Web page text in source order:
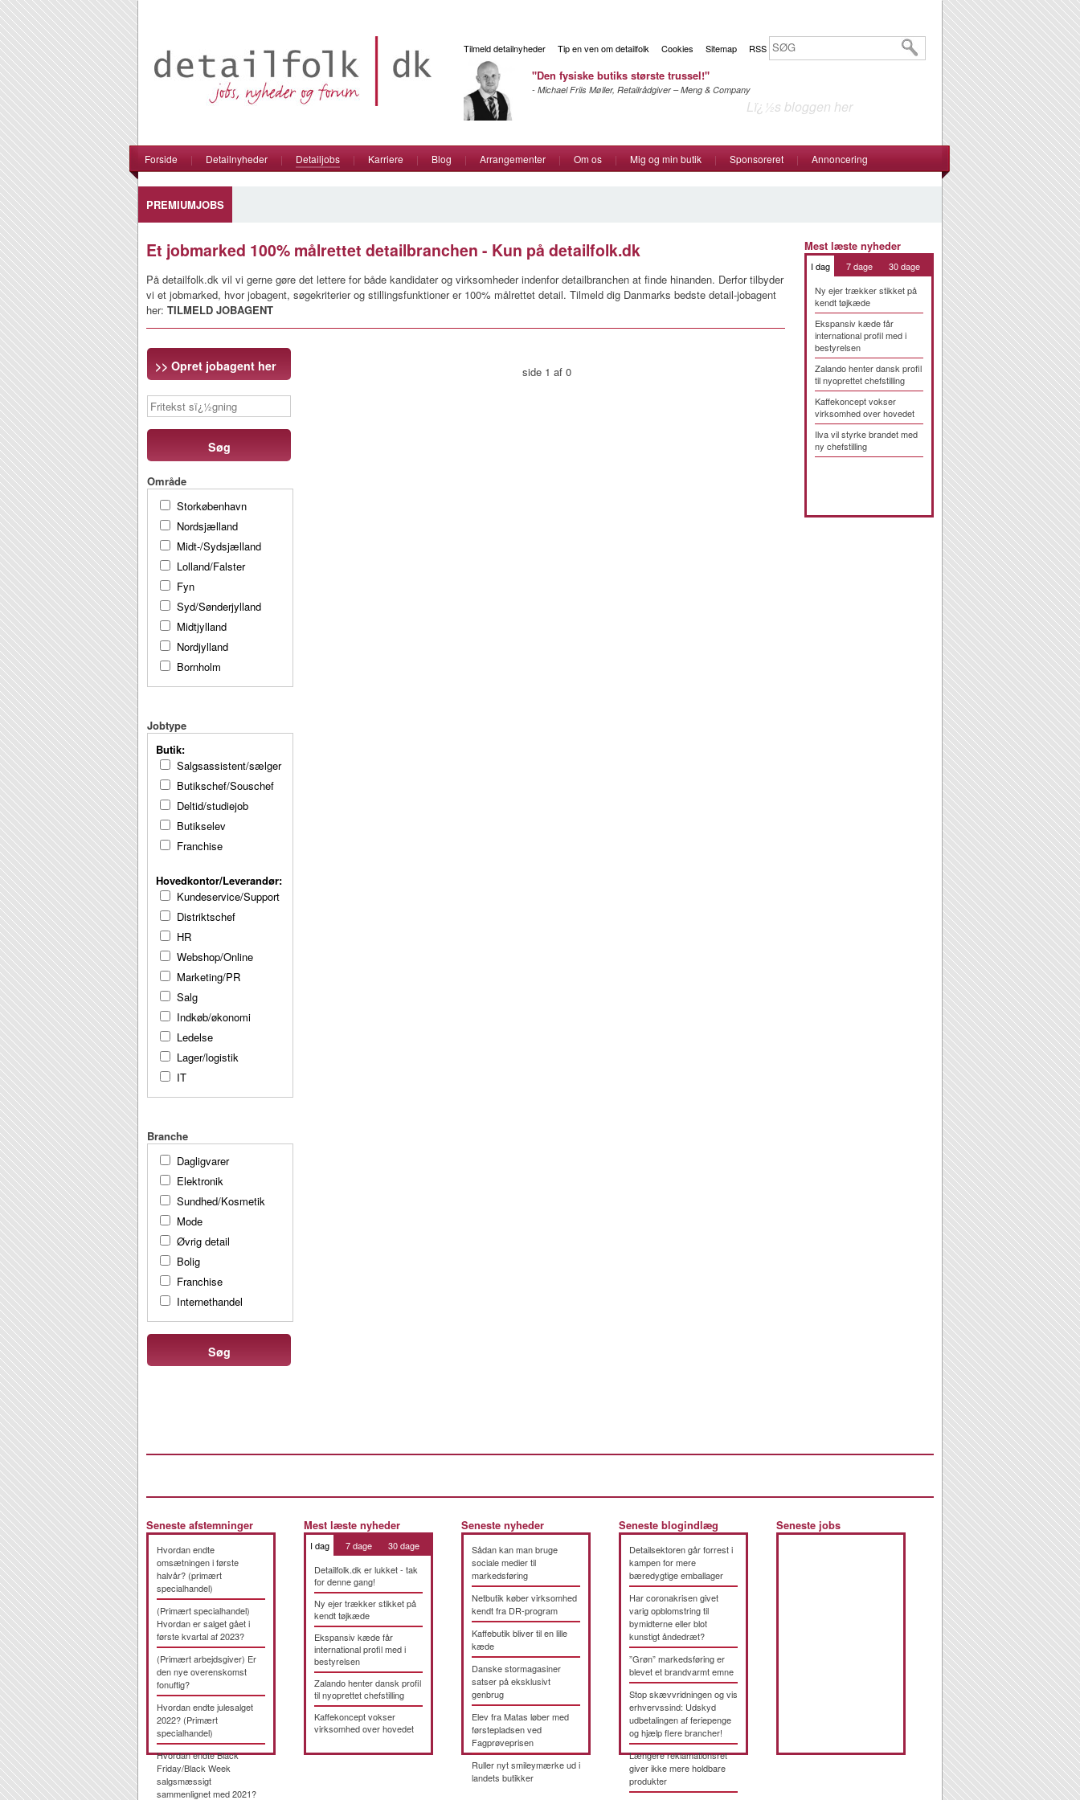
Tilmeld detailnyheder Tip en ven om detailfolk Cookies Sitemap RSS
"Den fysiske butiks største trussel!"
- Michael Friis Møller, Retailrådgiver – Meng & Company
Lï¿½s bloggen her
Forside | Detailnyheder | Detailjobs | Karriere | Blog | Arrangementer | Om os | Mig og min butik | Sponsoreret | Annoncering
PREMIUMJOBS
Et jobmarked 100% målrettet detailbranchen - Kun på detailfolk.dk
På detailfolk.dk vil vi gerne gøre det lettere for både kandidater og virksomheder indenfor detailbranchen at finde hinanden. Derfor tilbyder
vi et jobmarked, hvor jobagent, søgekriterier og stillingsfunktioner er 100% målrettet detail. Tilmeld dig Danmarks bedste detail-jobagent
her: TILMELD JOBAGENT
>> Opret jobagent her
Søg
Område
Storkøbenhavn
Nordsjælland
Midt-/Sydsjælland
Lolland/Falster
Fyn
Syd/Sønderjylland
Midtjylland
Nordjylland
Bornholm
Jobtype
Butik:
Salgsassistent/sælger
Butikschef/Souschef
Deltid/studiejob
Butikselev
Franchise
Hovedkontor/Leverandør:
Kundeservice/Support
Distriktschef
HR
Webshop/Online
Marketing/PR
Salg
Indkøb/økonomi
Ledelse
Lager/logistik
IT
Branche
Dagligvarer
Elektronik
Sundhed/Kosmetik
Mode
Øvrig detail
Bolig
Franchise
Internethandel
Søg
side 1 af 0
Mest læste nyheder
I dag 7 dage
30 dage
Ny ejer trækker stikket på
kendt tøjkæde
Ekspansiv kæde får
international profil med i
bestyrelsen
Zalando henter dansk profil
til nyoprettet chefstilling
Kaffekoncept vokser
virksomhed over hovedet
Ilva vil styrke brandet med
ny chefstilling
Seneste afstemninger
Hvordan endte
omsætningen i første
halvår? (primært
specialhandel)
(Primært specialhandel)
Hvordan er salget gået i
første kvartal af 2023?
(Primært arbejdsgiver) Er
den nye overenskomst
fonuftig?
Hvordan endte julesalget
2022? (Primært
specialhandel)
Hvordan endte Black
Friday/Black Week
salgsmæssigt
sammenlignet med 2021?
Mest læste nyheder
I dag 7 dage
30 dage
Detailfolk.dk er lukket - tak
for denne gang!
Ny ejer trækker stikket på
kendt tøjkæde
Ekspansiv kæde får
international profil med i
bestyrelsen
Zalando henter dansk profil
til nyoprettet chefstilling
Kaffekoncept vokser
virksomhed over hovedet
Seneste nyheder
Sådan kan man bruge
sociale medier til
markedsføring
Netbutik køber virksomhed
kendt fra DR-program
Kaffebutik bliver til en lille
kæde
Danske stormagasiner
satser på eksklusivt
genbrug
Elev fra Matas løber med
førstepladsen ved
Fagprøveprisen
Ruller nyt smileymærke ud i
landets butikker
Seneste blogindlæg
Detailsektoren går forrest i
kampen for mere
bæredygtige emballager
Har coronakrisen givet
varig opblomstring til
bymidterne eller blot
kunstigt åndedræt?
”Grøn” markedsføring er
blevet et brandvarmt emne
Stop skævvridningen og vis
erhvervssind: Udskyd
udbetalingen af feriepenge
og hjælp flere brancher!
Længere reklamationsret
giver ikke mere holdbare
produkter
Seneste jobs